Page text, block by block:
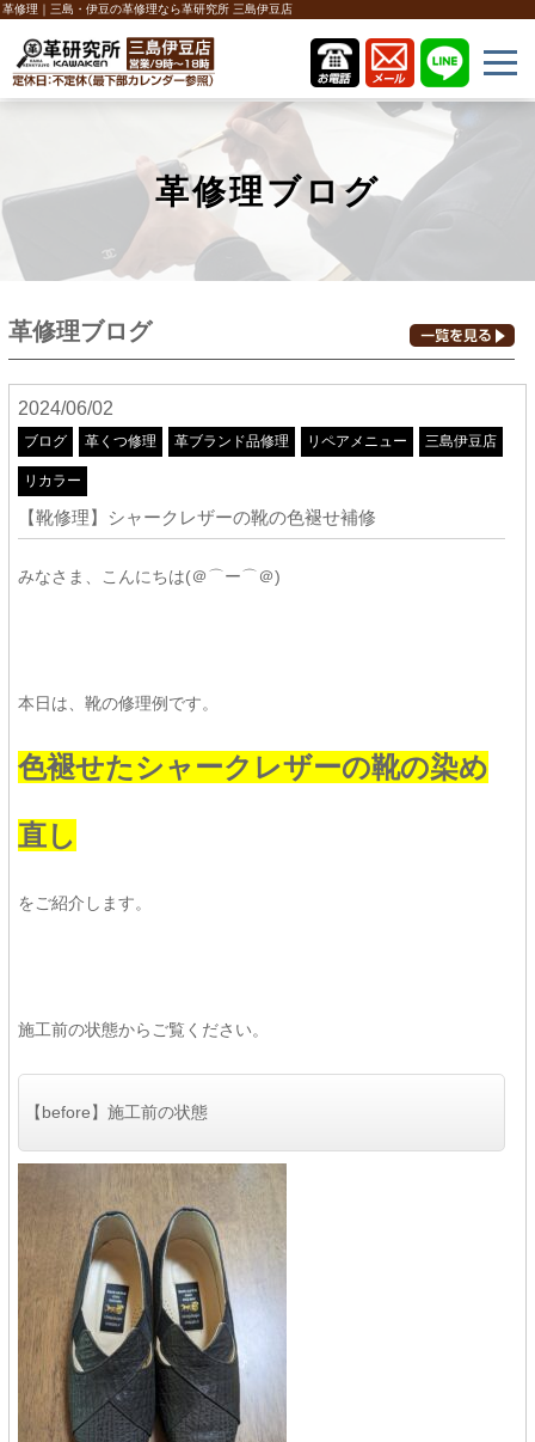
革修理｜三島・伊豆の革修理なら革研究所 三島伊豆店
革修理ブログ
革修理ブログ
2024/06/02
ブログ 革くつ修理 革ブランド品修理 リペアメニュー 三島伊豆店
リカラー
【靴修理】シャークレザーの靴の色褪せ補修
みなさま、こんにちは(＠⌒ー⌒＠)
本日は、靴の修理例です。
色褪せたシャークレザーの靴の染め
直し
をご紹介します。
施工前の状態からご覧ください。
【before】施工前の状態